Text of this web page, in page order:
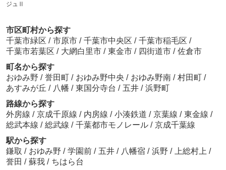
ジュⅡ
市区町村から探す
千葉市緑区 / 市原市 / 千葉市中央区 / 千葉市稲毛区 /
千葉市若葉区 / 大網白里市 / 東金市 / 四街道市 / 佐倉市
町名から探す
おゆみ野 / 誉田町 / おゆみ野中央 / おゆみ野南 / 村田町 /
あすみが丘 / 八幡 / 東国分寺台 / 五井 / 浜野町
路線から探す
外房線 / 京成千原線 / 内房線 / 小湊鉄道 / 京葉線 / 東金線 /
総武本線 / 総武線 / 千葉都市モノレール / 京成千葉線
駅から探す
鎌取 / おゆみ野 / 学園前 / 五井 / 八幡宿 / 浜野 / 上総村上 /
誉田 / 蘇我 / ちはら台